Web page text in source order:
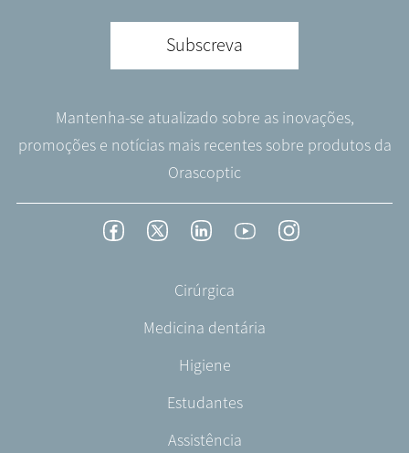
Subscreva
Mantenha-se atualizado sobre as inovações,
promoções e notícias mais recentes sobre produtos da
Orascoptic
FacebookTwitterLinkedInYouTubeInstagram
Cirúrgica
Medicina dentária
Higiene
Estudantes
Assistência